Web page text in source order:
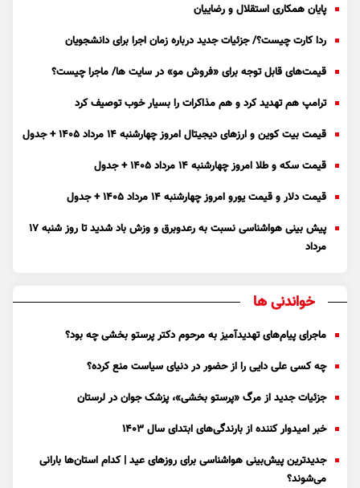
پایان همکاری استقلال و رضاییان
ردا کارت چیست؟/ جزئیات جدید درباره زمان اجرا برای دانشجویان
قیمت‌های قابل توجه برای «فروش مو» در سایت ها/ ماجرا چیست؟
ترامپ هم تهدید کرد و هم مذاکرات را بسیار خوب توصیف کرد
قیمت بیت کوین و ارز‌های دیجیتال امروز چهارشنبه ۱۴ مرداد ۱۴۰۵ + جدول
قیمت سکه و طلا امروز چهارشنبه ۱۴ مرداد ۱۴۰۵ + جدول
قیمت دلار و قیمت یورو امروز چهارشنبه ۱۴ مرداد ۱۴۰۵ + جدول
پیش بینی هواشناسی نسبت به رعدوبرق و وزش باد شدید تا روز شنبه ۱۷
مرداد
خواندنی ها
ماجرای پیام‌های تهدیدآمیز به مرحوم دکتر پرستو بخشی چه بود؟
چه کسی علی دایی را از حضور در دنیای سیاست منع کرده؟
جزئیات جدید از مرگ «پرستو بخشی»، پزشک جوان در لرستان
خبر امیدوار کننده از بارندگی‌های ابتدای سال ۱۴۰۳
جدیدترین پیش‌بینی هواشناسی برای روزهای عید | کدام استان‌ها بارانی
می‌شوند؟